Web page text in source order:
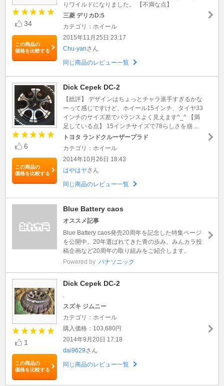
34
この商品の
価格を比較する
りワイルドになりました。 【不満な点】
三菱 デリカD:5
カテゴリ：ホイール
2015年11月25日 23:17
Chu-yanさん
同じ商品のレビュー一覧
6
この商品の
価格を比較する
Dick Cepek DC-2
【総評】 デザインはちょっとチャラ派手すぎるかな
ーって感じですけど、ホイール15インチ、タイヤ33
インチのサイズ差でバランスよく見えます^_^ 【満
足している点】 15インチサイズで78らしさを崩 ...
トヨタ ランドクルーザープラド
カテゴリ：ホイール
2014年10月26日 18:43
はやはヤさん
同じ商品のレビュー一覧
Blue Battery caos
オススメ記事
Blue Battery caos発売20周年を記念した特集ページ
を公開中。20年選ばれてきた青の歩み、みんカラ投
稿企画など20周年の取り組みをご紹介します。
Powered by パナソニック
1
この商品の
価格を比較する
Dick Cepek DC-2
スズキ ジムニー
カテゴリ：ホイール
購入価格：103,680円
2014年9月20日 17:18
dai9629さん
同じ商品のレビュー一覧